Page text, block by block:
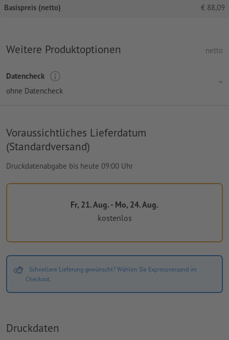
Basispreis (netto) € 88,09
Weitere Produktoptionen netto
Datencheck
ohne Datencheck
Voraussichtliches Lieferdatum
(Standardversand)
Druckdatenabgabe bis heute 09:00 Uhr
Fr, 21. Aug. - Mo, 24. Aug.
kostenlos
Schnellere Lieferung gewünscht? Wählen Sie Expressversand im
Checkout.
Druckdaten